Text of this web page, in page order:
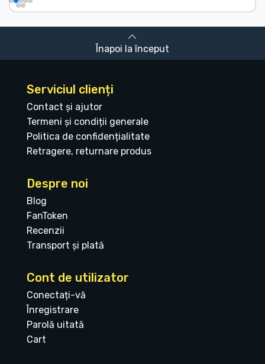
Înapoi la început
Serviciul clienți
Contact și ajutor
Termeni și condiții generale
Politica de confidențialitate
Retragere, returnare produs
Despre noi
Blog
FanToken
Recenzii
Transport și plată
Cont de utilizator
Conectați-vă
Înregistrare
Parolă uitată
Cart